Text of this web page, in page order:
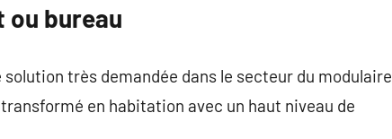
bureau
très demandée dans le secteur du modulaire
en habitation avec un haut niveau de